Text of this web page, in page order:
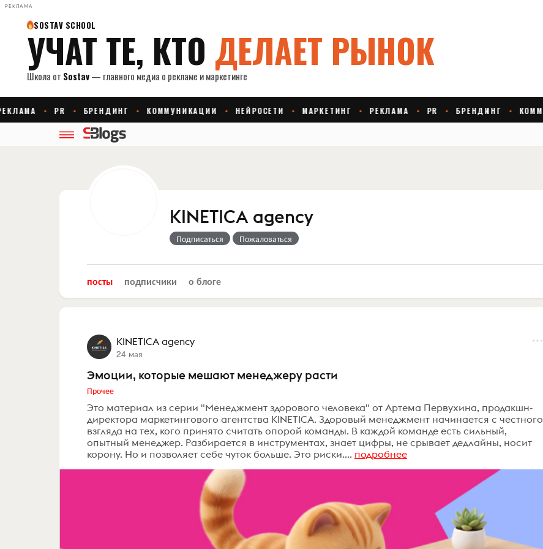
РЕКЛАМА
KINETICA agency
Подписаться Пожаловаться
посты подписчики о блоге
KINETICA agency
24 мая
Эмоции, которые мешают менеджеру расти
Прочее
Это материал из серии "Менеджмент здорового человека" от Артема Первухина, продакшн-
директора маркетингового агентства KINETICA. Здоровый менеджмент начинается с честного
взгляда на тех, кого принято считать опорой команды. В каждой команде есть сильный,
опытный менеджер. Разбирается в инструментах, знает цифры, не срывает дедлайны, носит
корону. Но и позволяет себе чуток больше. Это риски.... подробнее